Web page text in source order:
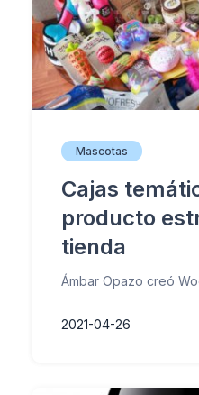
Mascotas
Cajas
producto
tienda
Ámbar Opazo creó
2021-04-26